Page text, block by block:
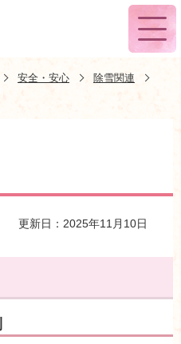
安全・安心
除雪関連
更新日：2025年11月10日